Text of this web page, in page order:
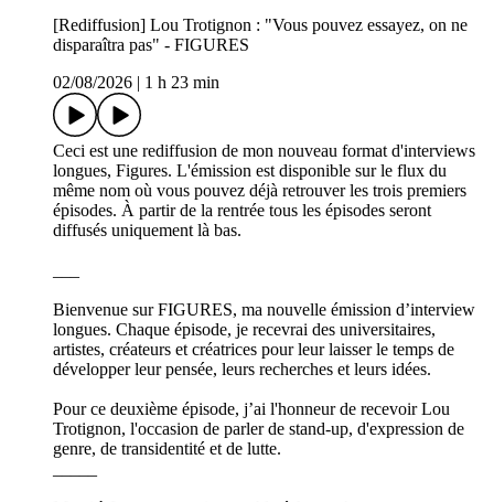
[Rediffusion] Lou Trotignon : "Vous pouvez essayez, on ne
disparaîtra pas" - FIGURES
02/08/2026
1 h 23 min
Ceci est une rediffusion de mon nouveau format d'interviews
longues, Figures. L'émission est disponible sur le flux du
même nom où vous pouvez déjà retrouver les trois premiers
épisodes. À partir de la rentrée tous les épisodes seront
diffusés uniquement là bas.
Bienvenue sur FIGURES, ma nouvelle émission d’interview
longues. Chaque épisode, je recevrai des universitaires,
artistes, créateurs et créatrices pour leur laisser le temps de
développer leur pensée, leurs recherches et leurs idées.
Pour ce deuxième épisode, j’ai l'honneur de recevoir Lou
Trotignon, l'occasion de parler de stand-up, d'expression de
genre, de transidentité et de lutte.